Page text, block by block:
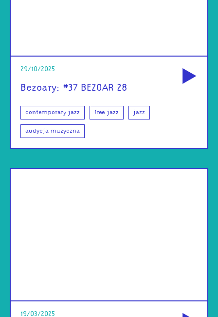
29/10/2025
Bezoary: #37 BEZOAR 28
contemporary jazz free jazz jazz
audycja muzyczna
19/03/2025